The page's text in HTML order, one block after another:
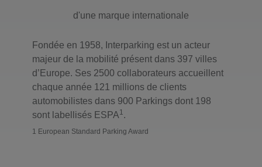
d'une marque internationale
Fondée en 1958, Interparking est un acteur
majeur de la mobilité présent dans 397 villes
d’Europe. Ses 2500 collaborateurs accueillent
chaque année 121 millions de clients
automobilistes dans 900 Parkings dont 198
sont labellisés ESPA1 .
1 European Standard Parking Award